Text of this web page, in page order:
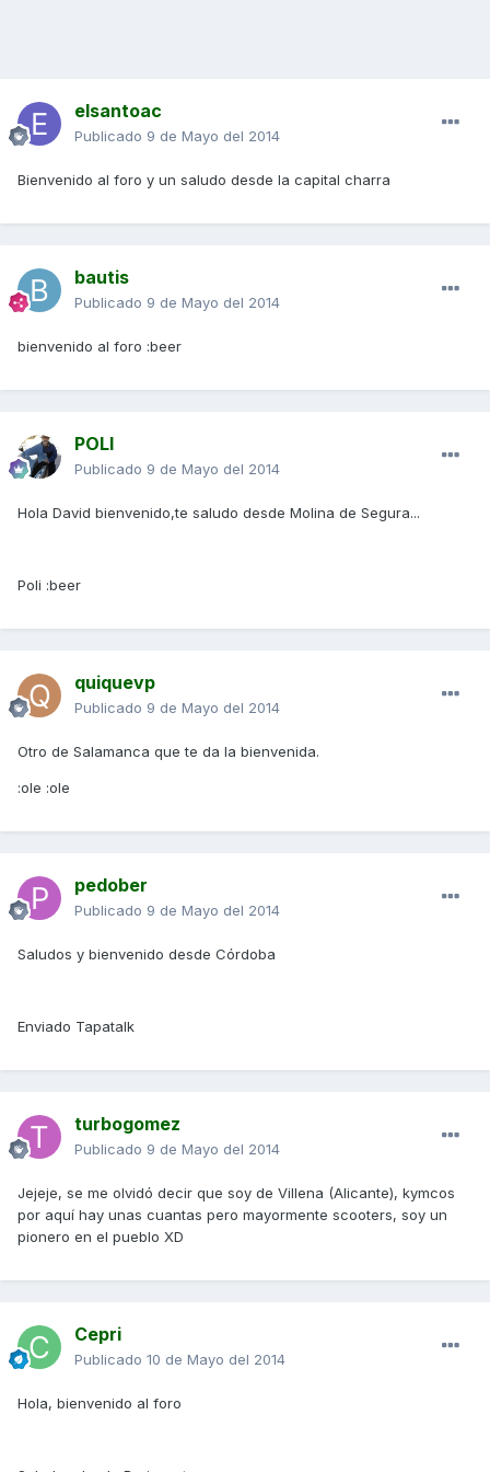
elsantoac
Publicado 9 de Mayo del 2014
Bienvenido al foro y un saludo desde la capital charra
bautis
Publicado 9 de Mayo del 2014
bienvenido al foro :beer
POLI
Publicado 9 de Mayo del 2014
Hola David bienvenido,te saludo desde Molina de Segura...
Poli :beer
quiquevp
Publicado 9 de Mayo del 2014
Otro de Salamanca que te da la bienvenida.
:ole :ole
pedober
Publicado 9 de Mayo del 2014
Saludos y bienvenido desde Córdoba
Enviado Tapatalk
turbogomez
Publicado 9 de Mayo del 2014
Jejeje, se me olvidó decir que soy de Villena (Alicante), kymcos
por aquí hay unas cuantas pero mayormente scooters, soy un
pionero en el pueblo XD
Cepri
Publicado 10 de Mayo del 2014
Hola, bienvenido al foro